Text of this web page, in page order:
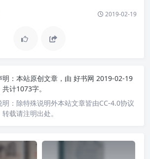
2019-02-19
： 本站原创文章，由 好书网 2019-02-19
计1073字。
： 除特殊说明外本站文章皆由CC-4.0协议
载请注明出处。